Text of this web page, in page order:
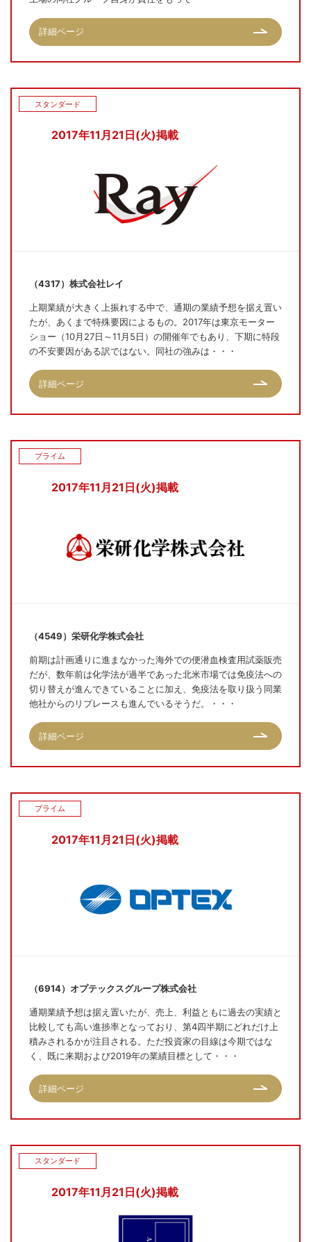
詳細ページ
2017年11月21日(火)掲載
スタンダード
（4317）株式会社レイ
上期業績が大きく上振れする中で、通期の業績予想を据え置い
たが、あくまで特殊要因によるもの。2017年は東京モーター
ショー（10月27日～11月5日）の開催年でもあり、下期に特段
の不安要因がある訳ではない。同社の強みは・・・
詳細ページ
2017年11月21日(火)掲載
プライム
（4549）栄研化学株式会社
前期は計画通りに進まなかった海外での便潜血検査用試薬販売
だが、数年前は化学法が過半であった北米市場では免疫法への
切り替えが進んできていることに加え、免疫法を取り扱う同業
他社からのリプレースも進んでいるそうだ。・・・
詳細ページ
2017年11月21日(火)掲載
プライム
（6914）オプテックスグループ株式会社
通期業績予想は据え置いたが、売上、利益ともに過去の実績と
比較しても高い進捗率となっており、第4四半期にどれだけ上
積みされるかが注目される。ただ投資家の目線は今期ではな
く、既に来期および2019年の業績目標として・・・
詳細ページ
2017年11月21日(火)掲載
スタンダード